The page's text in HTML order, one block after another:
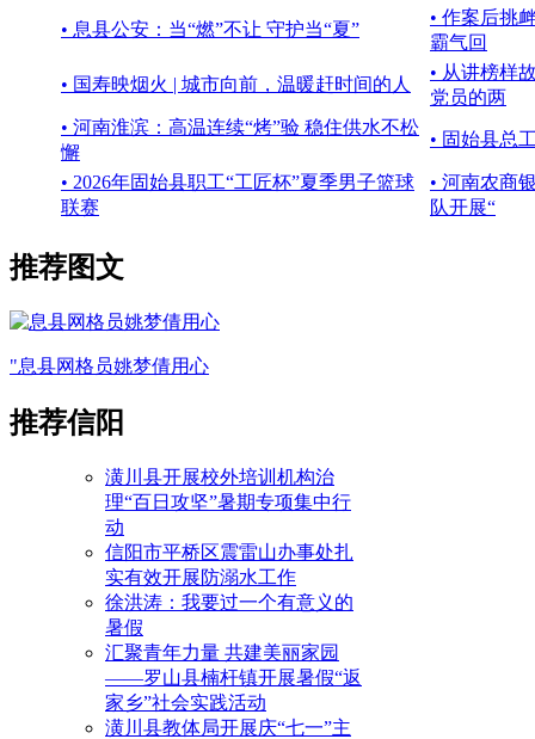
• 息县公安：当“燃”不让 守护当“夏”
• 作案后挑
霸气回
• 国寿映烟火 | 城市向前，温暖赶时间的人
• 从讲榜样
党员的两
• 河南淮滨：高温连续“烤”验 稳住供水不松
懈
• 固始县总
• 2026年固始县职工“工匠杯”夏季男子篮球
联赛
• 河南农商
队开展“
推荐图文
"息县网格员姚梦倩用心
推荐信阳
潢川县开展校外培训机构治
理“百日攻坚”暑期专项集中行
动
信阳市平桥区震雷山办事处扎
实有效开展防溺水工作
徐洪涛：我要过一个有意义的
暑假
汇聚青年力量 共建美丽家园
——罗山县楠杆镇开展暑假“返
家乡”社会实践活动
潢川县教体局开展庆“七一”主